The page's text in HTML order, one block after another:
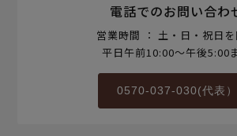
電話でのお問い合わ
営業時間 ： 土・日・祝日を
平日午前10:00～午後5:00
0570-037-030(代表）